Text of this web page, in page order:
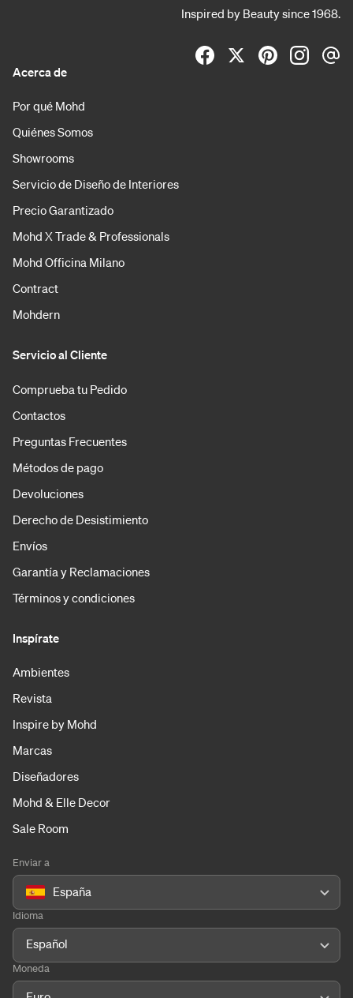
Inspired by Beauty since 1968.
Acerca de
Por qué Mohd
Quiénes Somos
Showrooms
Servicio de Diseño de Interiores
Precio Garantizado
Mohd X Trade & Professionals
Mohd Officina Milano
Contract
Mohdern
Servicio al Cliente
Comprueba tu Pedido
Contactos
Preguntas Frecuentes
Métodos de pago
Devoluciones
Derecho de Desistimiento
Envíos
Garantía y Reclamaciones
Términos y condiciones
Inspírate
Ambientes
Revista
Inspire by Mohd
Marcas
Diseñadores
Mohd & Elle Decor
Sale Room
Enviar a
España
Idioma
Español
Moneda